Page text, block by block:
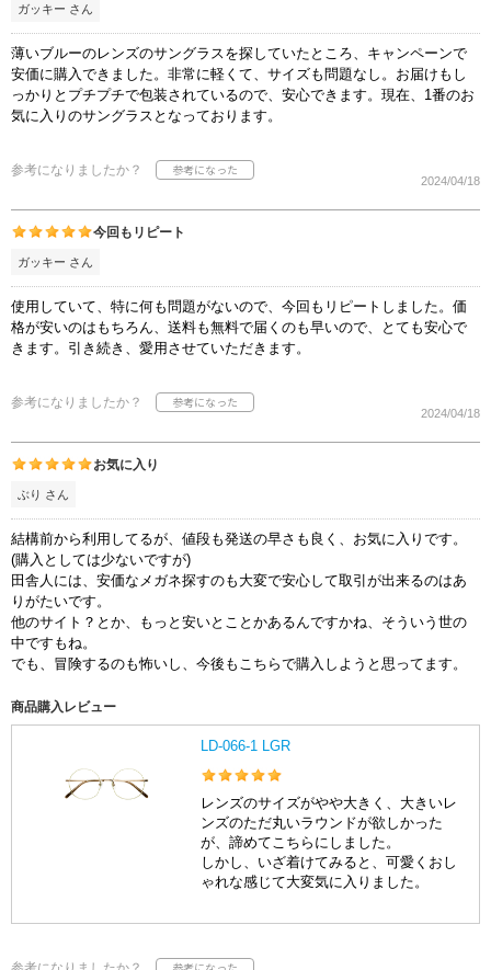
ガッキー さん
薄いブルーのレンズのサングラスを探していたところ、キャンペーンで
安価に購入できました。非常に軽くて、サイズも問題なし。お届けもし
っかりとプチプチで包装されているので、安心できます。現在、1番のお
気に入りのサングラスとなっております。
参考になりましたか？
2024/04/18
今回もリピート
ガッキー さん
使用していて、特に何も問題がないので、今回もリピートしました。価
格が安いのはもちろん、送料も無料で届くのも早いので、とても安心で
きます。引き続き、愛用させていただきます。
参考になりましたか？
2024/04/18
お気に入り
ぶり さん
結構前から利用してるが、値段も発送の早さも良く、お気に入りです。
(購入としては少ないですが)
田舎人には、安価なメガネ探すのも大変で安心して取引が出来るのはあ
りがたいです。
他のサイト？とか、もっと安いとことかあるんですかね、そういう世の
中ですもね。
でも、冒険するのも怖いし、今後もこちらで購入しようと思ってます。
商品購入レビュー
LD-066-1 LGR
レンズのサイズがやや大きく、大きいレ
ンズのただ丸いラウンドが欲しかった
が、諦めてこちらにしました。
しかし、いざ着けてみると、可愛くおし
ゃれな感じて大変気に入りました。